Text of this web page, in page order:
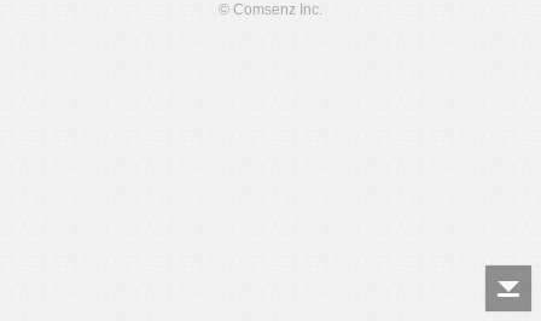
© Comsenz Inc.